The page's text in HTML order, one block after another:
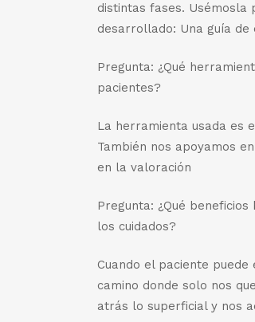
distintas fases.
desarrollado: Una guía
Pregunta: ¿Qué
pacientes?
La herramienta usada es
También nos apoyamos
en la valoración
Pregunta: ¿Qué
los cuidados?
Cuando el paciente
camino donde solo nos
atrás lo superficial y nos